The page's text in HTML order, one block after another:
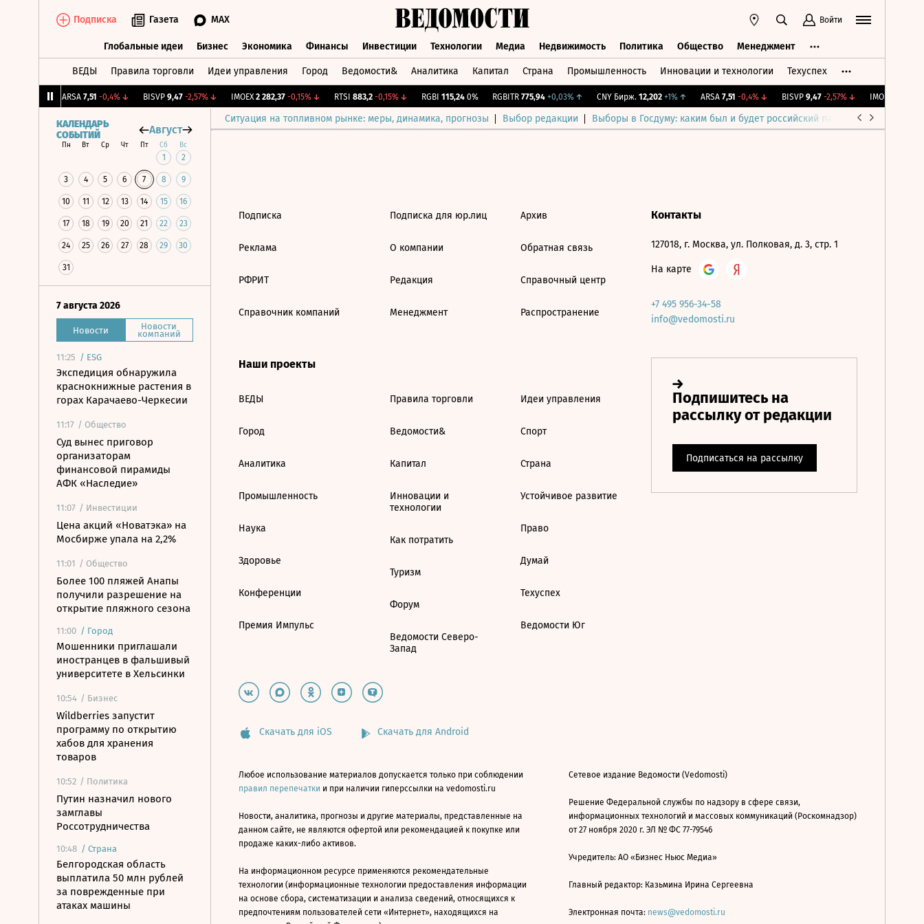
Подписка Газета MAX Войти
Глобальные идеи Бизнес Экономика Финансы Инвестиции Технологии Медиа Недвижимость Политика Общество Менеджмент
ВЕДЫ Правила торговли Идеи управления Город Ведомости& Аналитика Капитал Страна Промышленность Инновации и технологии Техуспех
ARSA 7,51 -0,4%↓ BISVP 9,47 -2,57%↓ IMOEX 2 282,37 -0,15%↓ RTSI 883,2 -0,15%↓ RGBI 115,24 0% RGBITR 775,94 +0,03%↑ CNY Бирж. 12,202 +1%↑ ARSA 7,51 -0,4%↓ BISVP 9,47 -2,57%↓ IMOEX
Ситуация на топливном рынке: меры, динамика, прогнозы Выбор редакции Выборы в Госдуму: каким был и будет российский парламент
КАЛЕНДАРЬ
СОБЫТИЙ
Август
Пн Вт Ср Чт Пт Сб Вс
1 2
3 4 5 6 7 8 9
10 11 12 13 14 15 16
17 18 19 20 21 22 23
24 25 26 27 28 29 30
31
7 августа 2026
Новости Новости
компаний
11:25 / ESG
Экспедиция обнаружила
краснокнижные растения в
горах Карачаево-Черкесии
11:17 / Общество
Суд вынес приговор
организаторам
финансовой пирамиды
АФК «Наследие»
11:07 / Инвестиции
Цена акций «Новатэка» на
Мосбирже упала на 2,2%
11:01 / Общество
Более 100 пляжей Анапы
получили разрешение на
открытие пляжного сезона
11:00 / Город
Мошенники приглашали
иностранцев в фальшивый
университете в Хельсинки
10:54 / Бизнес
Wildberries запустит
программу по открытию
хабов для хранения
товаров
10:52 / Политика
Путин назначил нового
замглавы
Россотрудничества
10:48 / Страна
Белгородская область
выплатила 50 млн рублей
за поврежденные при
атаках машины
Подписка
Реклама
РФРИТ
Справочник компаний
Подписка для юр.лиц
О компании
Редакция
Менеджмент
Архив
Обратная связь
Справочный центр
Распространение
Наши проекты
ВЕДЫ
Город
Аналитика
Промышленность
Наука
Здоровье
Конференции
Премия Импульс
Правила торговли
Ведомости&
Капитал
Инновации и
технологии
Как потратить
Туризм
Форум
Ведомости Северо-
Запад
Идеи управления
Спорт
Страна
Устойчивое развитие
Право
Думай
Техуспех
Ведомости Юг
Контакты
127018, г. Москва, ул. Полковая, д. 3, стр. 1
На карте
+7 495 956-34-58
info@vedomosti.ru
Скачать для iOS Скачать для Android
Любое использование материалов допускается только при соблюдении
правил перепечатки и при наличии гиперссылки на vedomosti.ru
Новости, аналитика, прогнозы и другие материалы, представленные на
данном сайте, не являются офертой или рекомендацией к покупке или
продаже каких-либо активов.
На информационном ресурсе применяются рекомендательные
технологии (информационные технологии предоставления информации
на основе сбора, систематизации и анализа сведений, относящихся к
предпочтениям пользователей сети «Интернет», находящихся на
Сетевое издание Ведомости (Vedomosti)
Решение Федеральной службы по надзору в сфере связи,
информационных технологий и массовых коммуникаций (Роскомнадзор)
от 27 ноября 2020 г. ЭЛ № ФС 77-79546
Учредитель: АО «Бизнес Ньюс Медиа»
Главный редактор: Казьмина Ирина Сергеевна
Электронная почта: news@vedomosti.ru